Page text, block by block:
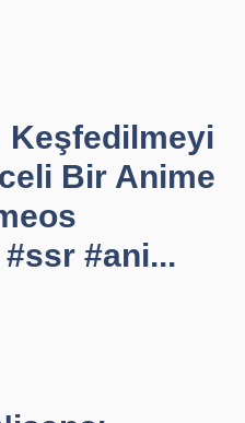
Keşfedilmeyi
Bir Anime
#ani...